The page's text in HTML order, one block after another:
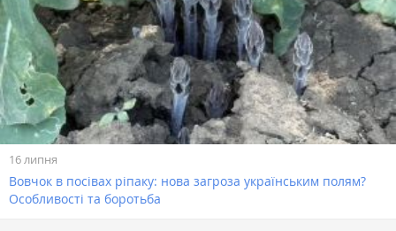
16 липня
Вовчок в посівах ріпаку: нова загроза українським полям?
Особливості та боротьба